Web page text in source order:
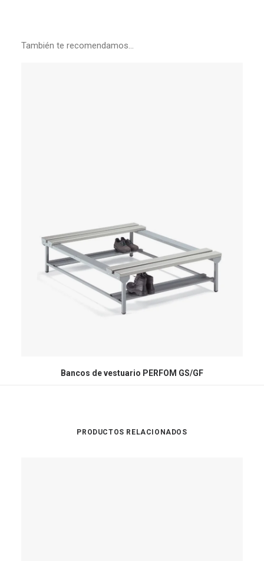
También te recomendamos…
Bancos de vestuario PERFOM GS/GF
PRODUCTOS RELACIONADOS